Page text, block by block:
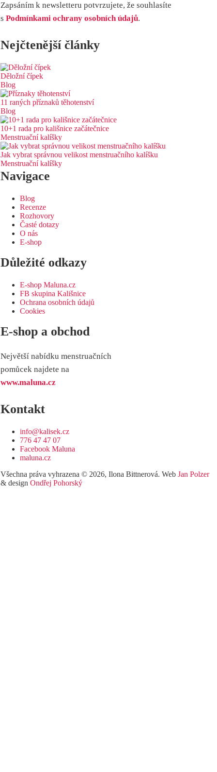
Zapsáním k newsletteru potvrzujete, že souhlasíte
s Podmínkami ochrany osobních údajů.
Nejčtenější články
Děložní čípek
Blog
11 raných příznaků těhotenství
Blog
10+1 rada pro kališnice začátečnice
Menstruační kalíšky
Jak vybrat správnou velikost menstruačního kalíšku
Menstruační kalíšky
Navigace
Blog
Recenze
Rozhovory
Časté dotazy
O nás
E-shop
Důležité odkazy
E-shop Maluna.cz
FB skupina Kališnice
Ochrana osobních údajů
Cookies
E-shop a obchod
Největší nabídku menstruačních
pomůcek najdete na
www.maluna.cz
Kontakt
info@kalisek.cz
776 47 47 07
Facebook Maluna
maluna.cz
Všechna práva vyhrazena © 2026, Ilona Bittnerová. Web Jan Polzer
& design Ondřej Pohorský